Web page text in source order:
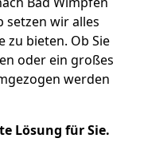
setzen wir alles
zu bieten. Ob Sie
oder ein großes
werden
Lösung für Sie.